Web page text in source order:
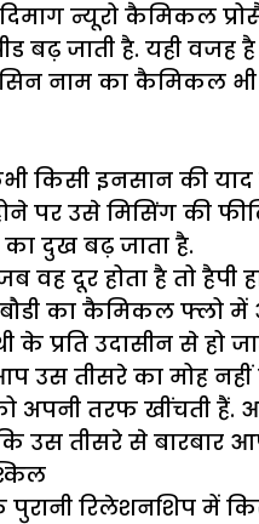
न्यूरो कैमिकल
बढ़ जाती है. यही
नाम का कैमिकल भी
किसी इनसान की
पर उसे मिसिंग की
दुख बढ़ जाता है.
दूर होता है तो हैपी
का कैमिकल फ्लो में
प्रति उदासीन से हो
उस तीसरे का मोह
तरफ खींचती हैं.
तीसरे से बारबार
रिलेशनशिप में